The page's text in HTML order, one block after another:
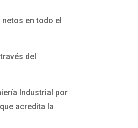
en todo el
del
Industrial por
acredita la